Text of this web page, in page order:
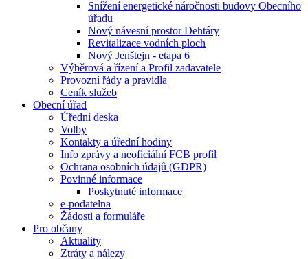
Snížení energetické náročnosti budovy Obecního
úřadu
Nový návesní prostor Dehtáry
Revitalizace vodních ploch
Nový Jenštejn - etapa 6
Výběrová a řízení a Profil zadavatele
Provozní řády a pravidla
Ceník služeb
Obecní úřad
Úřední deska
Volby
Kontakty a úřední hodiny
Info zprávy a neoficiální FCB profil
Ochrana osobních údajů (GDPR)
Povinné informace
Poskytnuté informace
e-podatelna
Žádosti a formuláře
Pro občany
Aktuality
Ztráty a nálezy